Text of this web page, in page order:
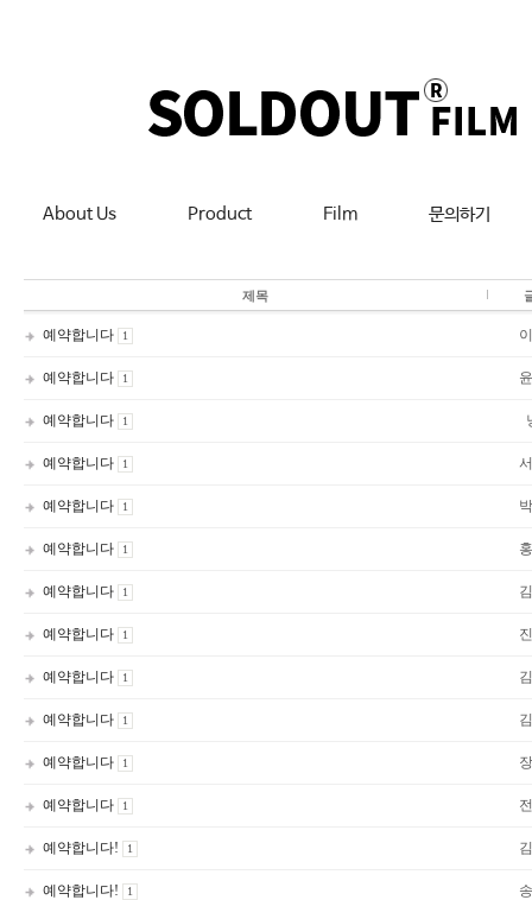
About Us Product Film 문의하기
제목
예약합니다 1
예약합니다 1
예약합니다 1
예약합니다 1
예약합니다 1
예약합니다 1
예약합니다 1
예약합니다 1
예약합니다 1
예약합니다 1
예약합니다 1
예약합니다 1
예약합니다! 1
예약합니다! 1